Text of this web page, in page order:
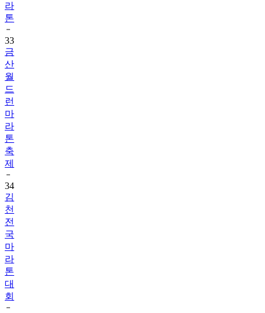
라
톤
33
금
산
월
드
런
마
라
톤
축
제
34
김
천
전
국
마
라
톤
대
회